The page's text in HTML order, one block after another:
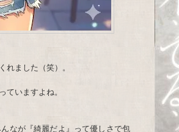
ました（笑）。
いますよね。
なが『綺麗だよ』って優しさで包